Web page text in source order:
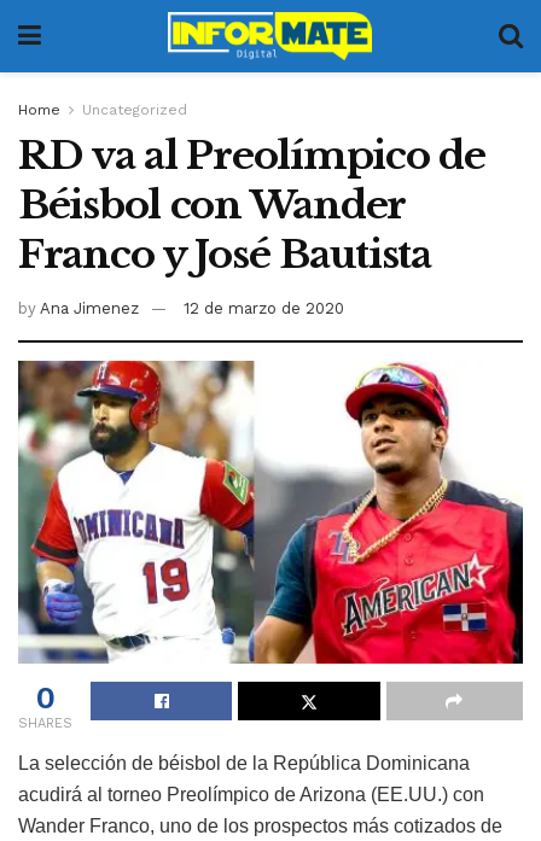
Home Uncategorized
RD va al Preolímpico de
Béisbol con Wander
Franco y José Bautista
by Ana Jimenez 12 de marzo de 2020
0
SHARES
La selección de béisbol de la República Dominicana
acudirá al torneo Preolímpico de Arizona (EE.UU.) con
Wander Franco, uno de los prospectos más cotizados de